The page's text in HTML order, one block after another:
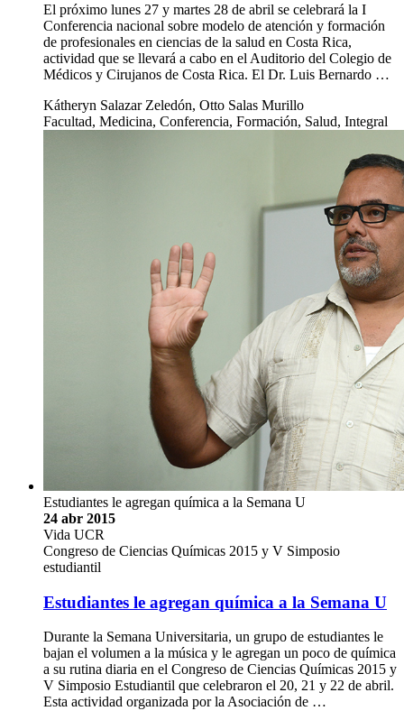
El próximo lunes 27 y martes 28 de abril se celebrará la I
Conferencia nacional sobre modelo de atención y formación
de profesionales en ciencias de la salud en Costa Rica,
actividad que se llevará a cabo en el Auditorio del Colegio de
Médicos y Cirujanos de Costa Rica. El Dr. Luis Bernardo …
Kátheryn Salazar Zeledón, Otto Salas Murillo
Facultad, Medicina, Conferencia, Formación, Salud, Integral
Estudiantes le agregan química a la Semana U
24 abr 2015
Vida UCR
Congreso de Ciencias Químicas 2015 y V Simposio
estudiantil
Estudiantes le agregan química a la Semana U
Durante la Semana Universitaria, un grupo de estudiantes le
bajan el volumen a la música y le agregan un poco de química
a su rutina diaria en el Congreso de Ciencias Químicas 2015 y
V Simposio Estudiantil que celebraron el 20, 21 y 22 de abril.
Esta actividad organizada por la Asociación de …